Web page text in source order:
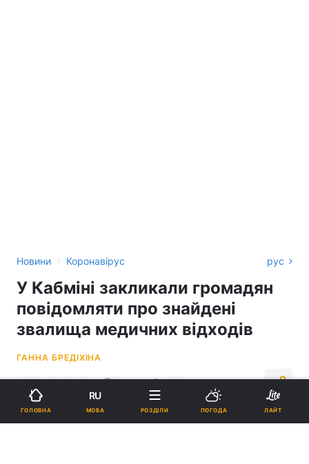
Новини › Коронавірус рус
У Кабміні закликали громадян
повідомляти про знайдені
звалища медичних відходів
ГАННА БРЕДІХІНА
16:40, 19.08.20 2 хв. 425
Підпишіться на нас в Google
ГОЛОВНА
RU
МОВА РОЗДІЛИ ПОГОДА ЛАЙТ